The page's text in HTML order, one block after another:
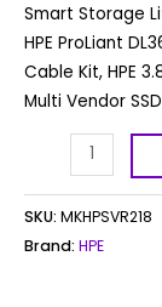
Smart Storage
HPE ProLiant
Cable Kit, HPE
Multi Vendor SSD
SKU: MKHPSVR218
Brand: HPE